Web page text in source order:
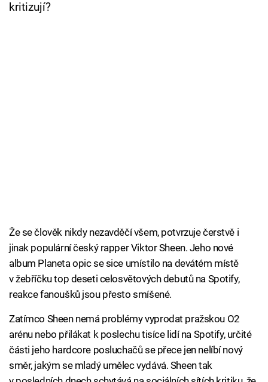
kritizují?
Že se člověk nikdy nezavděčí všem, potvrzuje čerstvě i
jinak populární český rapper Viktor Sheen. Jeho nové
album Planeta opic se sice umístilo na devátém místě
v žebříčku top deseti celosvětových debutů na Spotify,
reakce fanoušků jsou přesto smíšené.
Zatímco Sheen nemá problémy vyprodat pražskou O2
arénu nebo přilákat k poslechu tisíce lidí na Spotify, určité
části jeho hardcore posluchačů se přece jen nelíbí nový
směr, jakým se mladý umělec vydává. Sheen tak